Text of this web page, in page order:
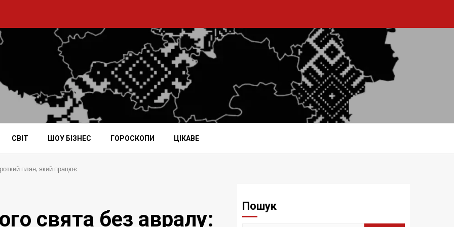
СВІТ ШОУ БІЗНЕС ГОРОСКОПИ ЦІКАВЕ
план, який працює
свята без авралу:
Пошук